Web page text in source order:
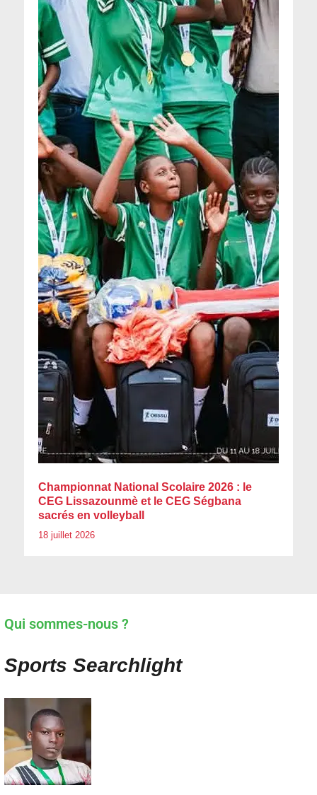
Championnat National Scolaire 2026 : le
CEG Lissazounmè et le CEG Ségbana
sacrés en volleyball
18 juillet 2026
Qui sommes-nous ?
Sports Searchlight